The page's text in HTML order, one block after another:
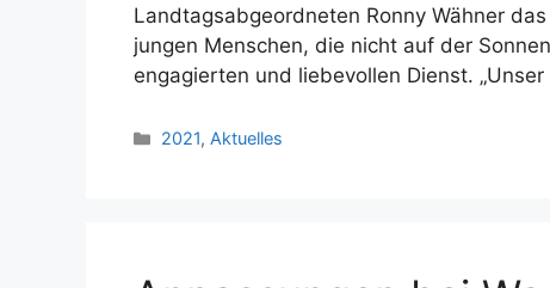
Landtagsabgeordneten Ronny Wähner
jungen Menschen, die nicht auf der
engagierten und liebevollen Dienst.
Kategorien
2021, Aktuelles